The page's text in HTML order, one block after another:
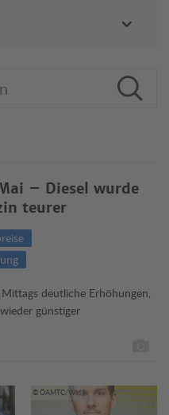
– Diesel wurde
teurer
Mittags deutliche Erhöhungen,
günstiger
© ÖAMTC/Wirl